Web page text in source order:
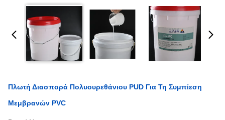
Πλωτή Διασπορά Πολυουρεθάνιου PUD Για Τη Συμπίεση
Μεμβρανών PVC